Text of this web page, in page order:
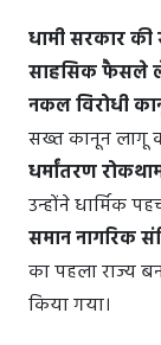
धामी सरकार
साहसिक फैसले
नकल विरोधी
सख्त कानून लागू
धर्मांतरण
उन्होंने धार्मिक
समान नागरिक
का पहला राज्य
किया गया।